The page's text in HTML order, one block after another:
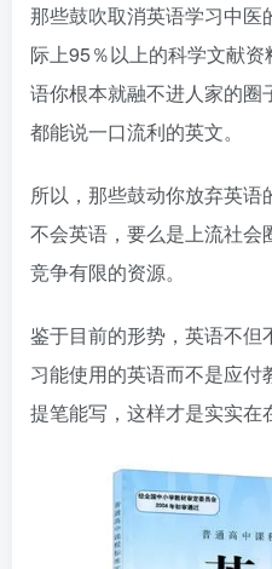
那些鼓吹取消英语学习中医
际上95％以上的科学文献
语你根本就融不进人家的圈
都能说一口流利的英文。
所以，那些鼓动你放弃英
不会英语，要么是上流社会
竞争有限的资源。
鉴于目前的形势，英语不但
习能使用的英语而不是应
提笔能写，这样才是实实在